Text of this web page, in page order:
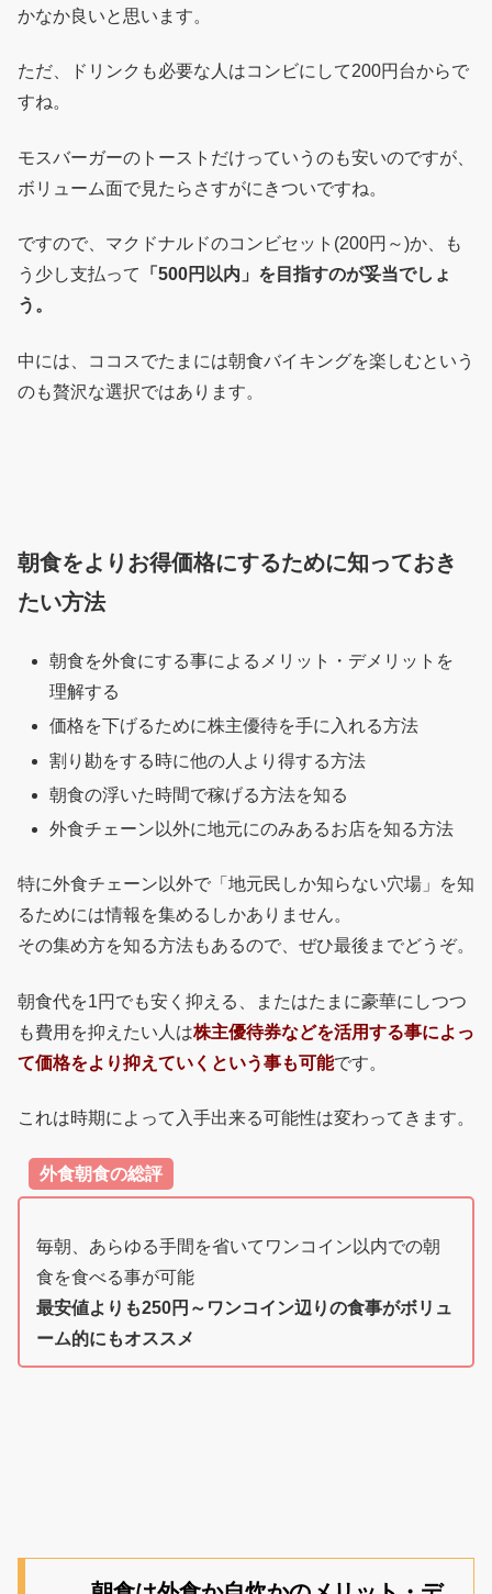
かなか良いと思います。
ただ、ドリンクも必要な人はコンビにして200円台からで
すね。
モスバーガーのトーストだけっていうのも安いのですが、
ボリューム面で見たらさすがにきついですね。
ですので、マクドナルドのコンビセット(200円～)か、も
う少し支払って
「500円以内」を目指すのが妥当でしょ
う。
中には、ココスでたまには朝食バイキングを楽しむという
のも贅沢な選択ではあります。
朝食をよりお得価格にするために知っておき
たい方法
朝食を外食にする事によるメリット・デメリットを
理解する
価格を下げるために株主優待を手に入れる方法
割り勘をする時に他の人より得する方法
朝食の浮いた時間で稼げる方法を知る
外食チェーン以外に地元にのみあるお店を知る方法
特に外食チェーン以外で「地元民しか知らない穴場」を知
るためには情報を集めるしかありません。
その集め方を知る方法もあるので、ぜひ最後までどうぞ。
朝食代を1円でも安く抑える、またはたまに豪華にしつつ
も費用を抑えたい人は株主優待券などを活用する事によっ
て価格をより抑えていくという事も可能です。
これは時期によって入手出来る可能性は変わってきます。
外食朝食の総評
毎朝、あらゆる手間を省いてワンコイン以内での朝
食を食べる事が可能
最安値よりも250円～ワンコイン辺りの食事がボリュ
ーム的にもオススメ